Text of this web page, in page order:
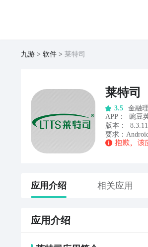
九游 软件 莱特司
莱特司
3.5
金融
APP ： 豌豆
版本：
要求：
应用介绍 相关应用
应用介绍